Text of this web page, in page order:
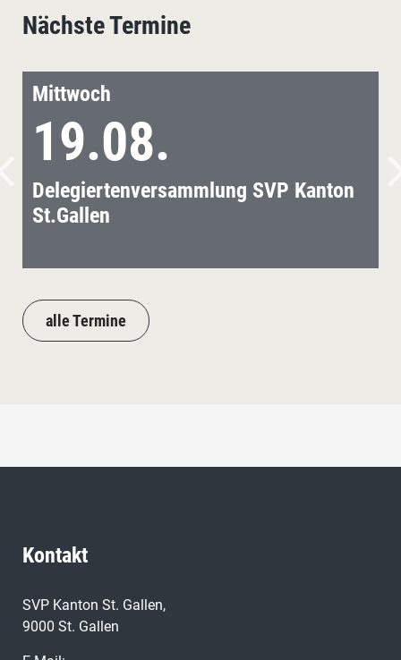
Nächste Termine
Mittwoch
19.08.
Delegiertenversammlung SVP Kanton
St.Gallen
alle Termine
Kontakt
SVP Kanton St. Gallen,
9000 St. Gallen